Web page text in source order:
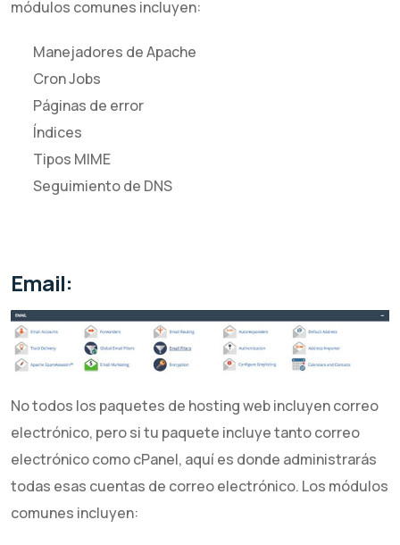
módulos comunes incluyen:
Manejadores de Apache
Cron Jobs
Páginas de error
Índices
Tipos MIME
Seguimiento de DNS
Email:
No todos los paquetes de hosting web incluyen correo
electrónico, pero si tu paquete incluye tanto correo
electrónico como cPanel, aquí es donde administrarás
todas esas cuentas de correo electrónico. Los módulos
comunes incluyen: